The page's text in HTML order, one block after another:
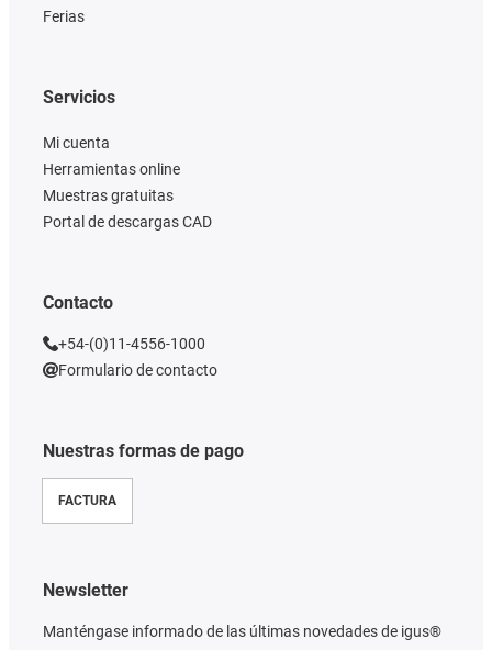
Ferias
Nuestras formas de pago
FACTURA
Servicios
Mi cuenta
Herramientas online
Muestras gratuitas
Portal de descargas CAD
Contacto
+54-(0)11-4556-1000
Formulario de contacto
Newsletter
Manténgase informado de las últimas novedades de igus®